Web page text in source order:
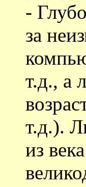
-
за
т.д., а
т.д.).
из